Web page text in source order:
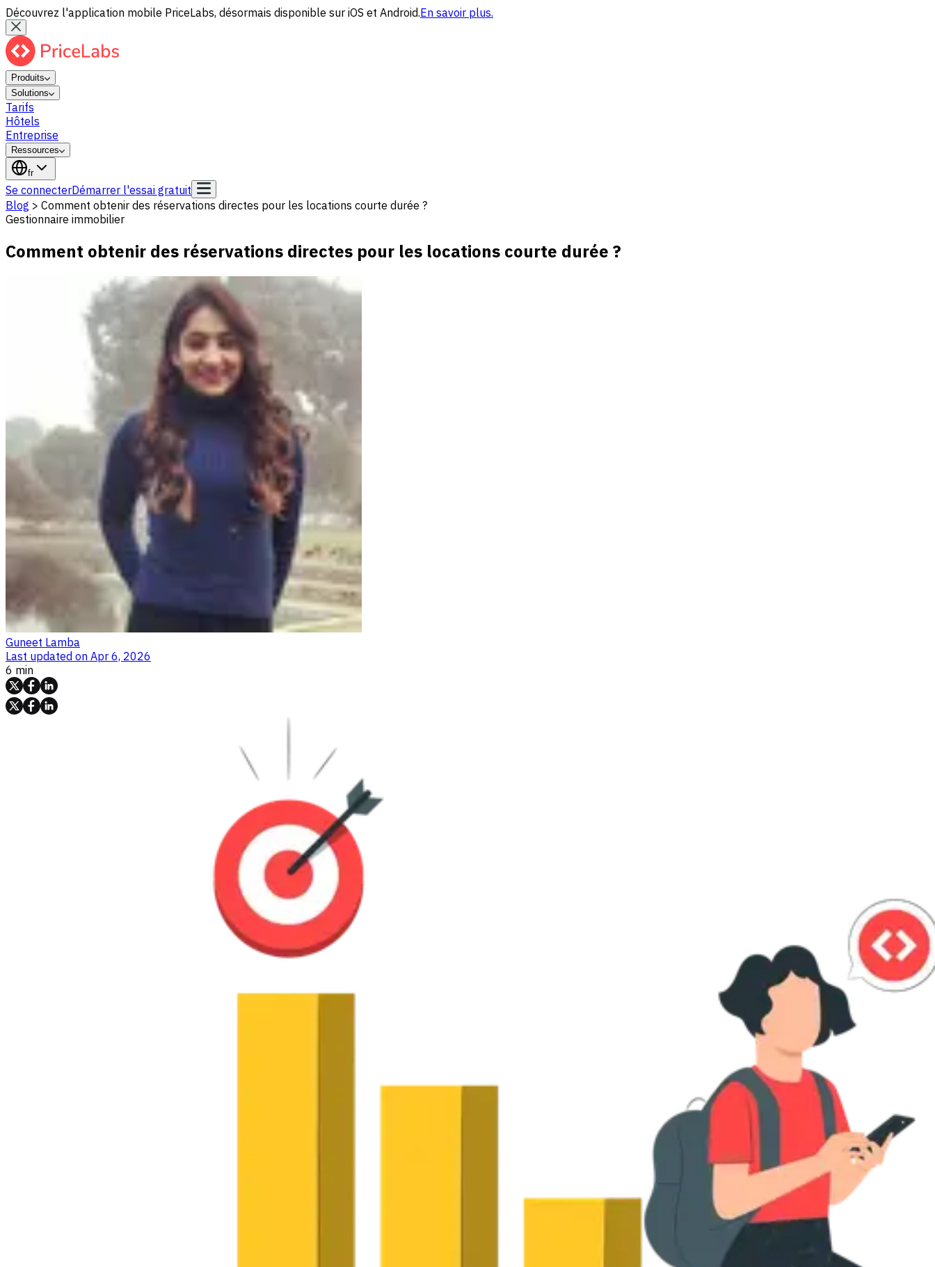
Découvrez l'application mobile PriceLabs, désormais disponible sur iOS et Android.En savoir plus.
Produits
Solutions
Tarifs
Hôtels
Entreprise
Ressources
fr
Se connecterDémarrer l'essai gratuit
Blog > Comment obtenir des réservations directes pour les locations courte durée ?
Gestionnaire immobilier
Comment obtenir des réservations directes pour les locations courte durée ?
Guneet Lamba
Last updated on Apr 6, 2026
6 min